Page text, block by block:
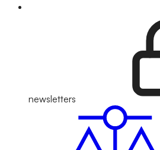
newsletters